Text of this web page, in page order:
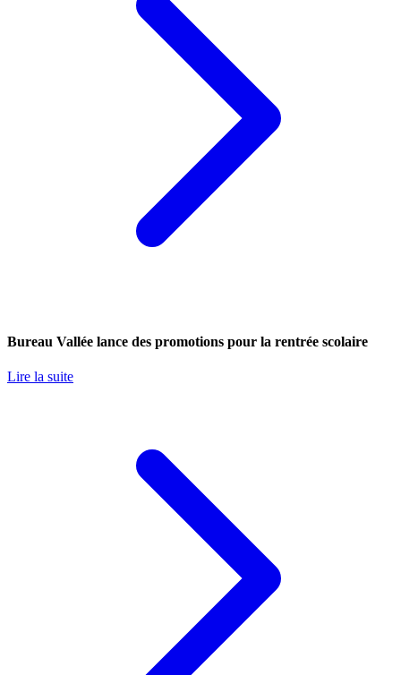
Bureau Vallée lance des promotions pour la rentrée scolaire
Lire la suite